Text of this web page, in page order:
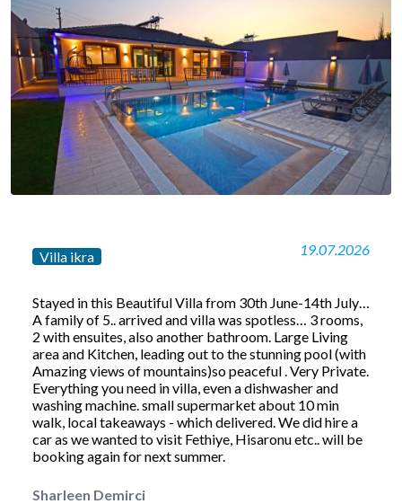
Villa ikra 19.07.2026
Stayed in this Beautiful Villa from 30th June-14th July…
A family of 5.. arrived and villa was spotless… 3 rooms,
2 with ensuites, also another bathroom. Large Living
area and Kitchen, leading out to the stunning pool (with
Amazing views of mountains)so peaceful . Very Private.
Everything you need in villa, even a dishwasher and
washing machine. small supermarket about 10 min
walk, local takeaways - which delivered. We did hire a
car as we wanted to visit Fethiye, Hisaronu etc.. will be
booking again for next summer.
Sharleen Demirci